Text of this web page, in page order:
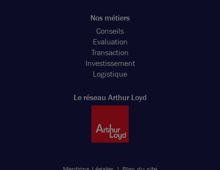
Nos métiers
Conseils
Evaluation
Transaction
Investissement
Logistique
Le réseau Arthur Loyd